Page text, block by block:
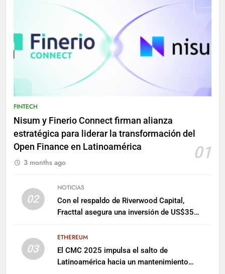
FINTECH
Nisum y Finerio Connect firman alianza
estratégica para liderar la transformación del
Open Finance en Latinoamérica
01
3 months ago
02
NOTICIAS
Con el respaldo de Riverwood Capital,
Fracttal asegura una inversión de US$35
03
ETHEREUM
El CMC 2025 impulsa el salto de
Latinoamérica hacia un mantenimiento